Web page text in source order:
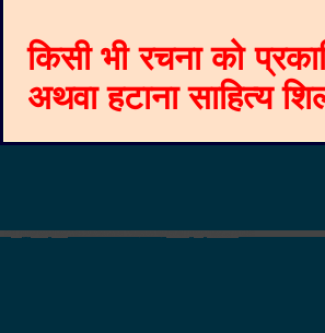
किसी भी रचना को
अथवा हटाना साहित्य